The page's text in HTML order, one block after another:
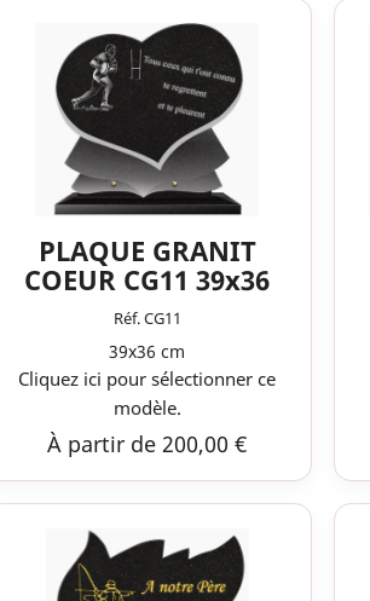
PLAQUE GRANIT
COEUR CG11 39x36
Réf. CG11
39x36 cm
Cliquez ici pour sélectionner ce
modèle.
À partir de 200,00 €